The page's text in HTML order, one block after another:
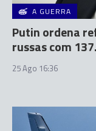
A GUERRA
Putin ordena
russas com
25 Ago 16:36